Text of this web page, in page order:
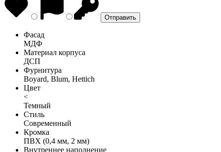
Фасад
МДФ
Материал корпуса
ДСП
Фурнитура
Boyard, Blum, Hettich
Цвет
<
Темный
Стиль
Современный
Кромка
ПВХ (0,4 мм, 2 мм)
Внутреннее наполнение